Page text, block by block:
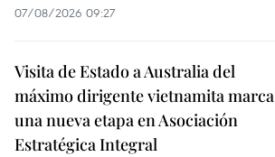
07/08/2026 09:27
Visita de Estado a Australia del
máximo dirigente vietnamita marca
una nueva etapa en Asociación
Estratégica Integral